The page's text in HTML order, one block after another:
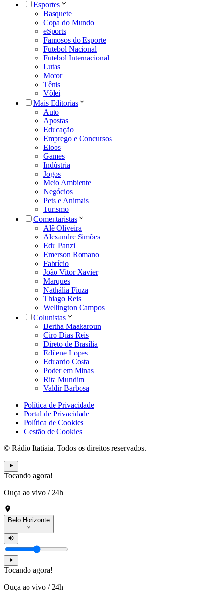
Esportes
Basquete
Copa do Mundo
eSports
Famosos do Esporte
Futebol Nacional
Futebol Internacional
Lutas
Motor
Tênis
Vôlei
Mais Editorias
Auto
Apostas
Educação
Emprego e Concursos
Eloos
Games
Indústria
Jogos
Meio Ambiente
Negócios
Pets e Animais
Turismo
Comentaristas
Alê Oliveira
Alexandre Simões
Edu Panzi
Emerson Romano
Fabrício
João Vitor Xavier
Marques
Nathália Fiuza
Thiago Reis
Wellington Campos
Colunistas
Bertha Maakaroun
Ciro Dias Reis
Direto de Brasília
Edilene Lopes
Eduardo Costa
Poder em Minas
Rita Mundim
Valdir Barbosa
Política de Privacidade
Portal de Privacidade
Política de Cookies
Gestão de Cookies
© Rádio Itatiaia. Todos os direitos reservados.
Tocando agora!
Ouça ao vivo / 24h
Belo Horizonte
Tocando agora!
Ouça ao vivo / 24h